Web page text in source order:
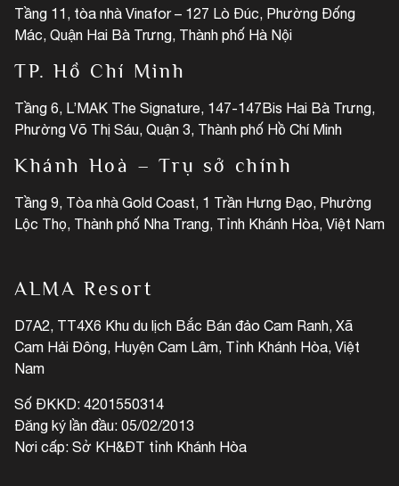
Tầng 11, tòa nhà Vinafor – 127 Lò Đúc, Phường Đống
Mác, Quận Hai Bà Trưng, Thành phố Hà Nội
TP. Hồ Chí Minh
Tầng 6, L’MAK The Signature, 147-147Bis Hai Bà Trưng,
Phường Võ Thị Sáu, Quận 3, Thành phố Hồ Chí Minh
Khánh Hoà – Trụ sở chính
Tầng 9, Tòa nhà Gold Coast, 1 Trần Hưng Đạo, Phường
Lộc Thọ, Thành phố Nha Trang, Tỉnh Khánh Hòa, Việt Nam
ALMA Resort
D7A2, TT4X6 Khu du lịch Bắc Bán đảo Cam Ranh, Xã
Cam Hải Đông, Huyện Cam Lâm, Tỉnh Khánh Hòa, Việt
Nam
Số ĐKKD: 4201550314
Đăng ký lần đầu: 05/02/2013
Nơi cấp: Sở KH&ĐT tỉnh Khánh Hòa